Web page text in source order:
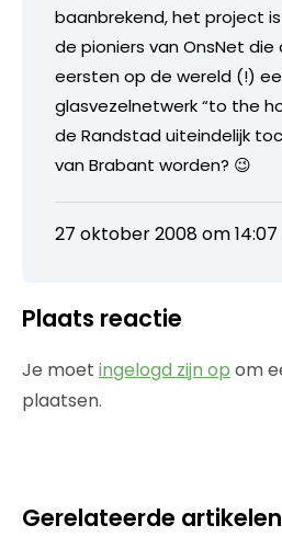
baanbrekend, het project
de pioniers van OnsNet die
eersten op de wereld (!)
glasvezelnetwerk “to the
de Randstad uiteindelijk
van Brabant worden? 😉
27 oktober 2008 om 14:07
Plaats reactie
Je moet ingelogd zijn op om
plaatsen.
Gerelateerde artikelen